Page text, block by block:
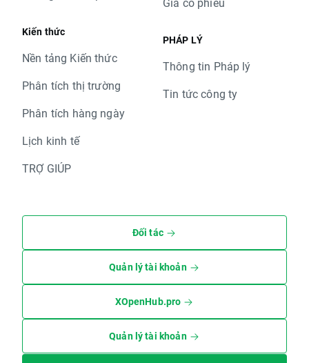
Kiến thức
Nền tảng Kiến thức
Phân tích thị trường
Phân tích hàng ngày
Lịch kinh tế
TRỢ GIÚP
PHÁP LÝ
Thông tin Pháp lý
Tin tức công ty
Đối tác
Quản lý tài khoản
XOpenHub.pro
Quản lý tài khoản